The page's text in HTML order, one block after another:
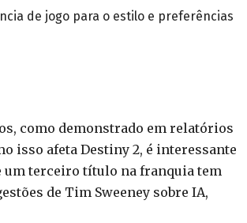
de jogo para o estilo e preferências
como demonstrado em relatórios
isso afeta Destiny 2, é interessante
um terceiro título na franquia tem
de Tim Sweeney sobre IA,